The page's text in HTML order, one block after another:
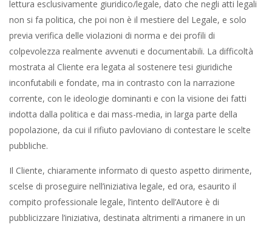
lettura esclusivamente giuridico/legale, dato che negli atti legali
non si fa politica, che poi non è il mestiere del Legale, e solo
previa verifica delle violazioni di norma e dei profili di
colpevolezza realmente avvenuti e documentabili. La difficoltà
mostrata al Cliente era legata al sostenere tesi giuridiche
inconfutabili e fondate, ma in contrasto con la narrazione
corrente, con le ideologie dominanti e con la visione dei fatti
indotta dalla politica e dai mass-media, in larga parte della
popolazione, da cui il rifiuto pavloviano di contestare le scelte
pubbliche.
Il Cliente, chiaramente informato di questo aspetto dirimente,
scelse di proseguire nell’iniziativa legale, ed ora, esaurito il
compito professionale legale, l’intento dell’Autore è di
pubblicizzare l’iniziativa, destinata altrimenti a rimanere in un